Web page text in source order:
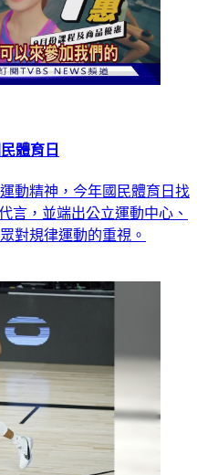
體育日
動精神，今年國民體育日找
言，並端出公立運動中心、
對規律運動的重視。